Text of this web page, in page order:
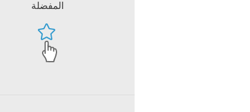
المفضلة